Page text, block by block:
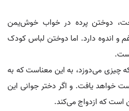
دوختن پرده در خواب خوش‌یمن
و اندوه دارد. اما دوختن لباس کودک
چیزی می‌دوزد، به این معناست که به
خواهد یافت. و اگر دختر جوانی این
است که ازدواج می‌کند.